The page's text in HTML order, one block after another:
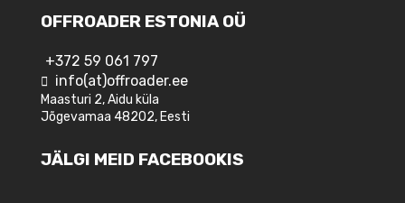
OFFROADER ESTONIA OÜ
+372 59 061 797
info(at)offroader.ee
Maasturi 2, Aidu küla
Jõgevamaa 48202, Eesti
JÄLGI MEID FACEBOOKIS